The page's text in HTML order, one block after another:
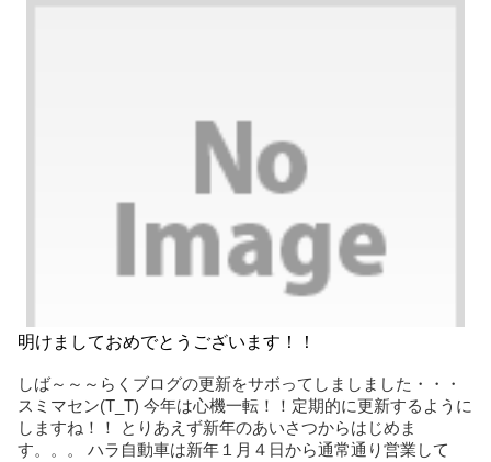
明けましておめでとうございます！！
しば～～～らくブログの更新をサボってしましました・・・
スミマセン(T_T) 今年は心機一転！！定期的に更新するように
しますね！！ とりあえず新年のあいさつからはじめま
す。。。 ハラ自動車は新年１月４日から通常通り営業して